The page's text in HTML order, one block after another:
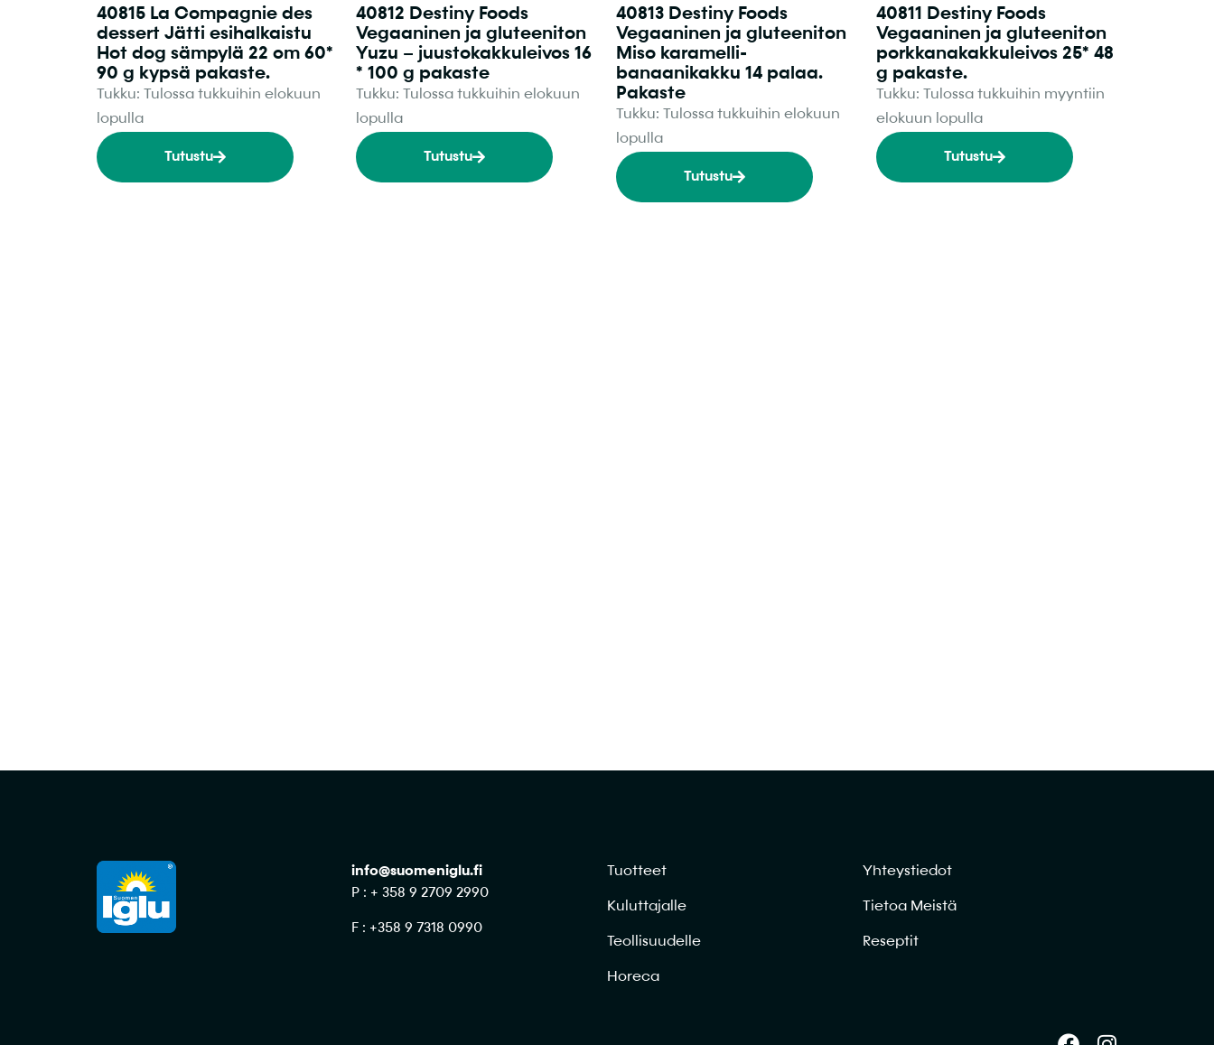
40815 La Compagnie des
dessert Jätti esihalkaistu
Hot dog sämpylä 22 cm 60*
90 g kypsä pakaste.
Tukku: Tulossa tukkuihin elokuun
lopulla
Tutustu
40812 Destiny Foods
Vegaaninen ja gluteeniton
Yuzu – juustokakkuleivos 16
* 100 g pakaste
Tukku: Tulossa tukkuihin elokuun
lopulla
Tutustu
40813 Destiny Foods
Vegaaninen ja gluteeniton
Miso karamelli-
banaanikakku 14 palaa.
Pakaste
Tukku: Tulossa tukkuihin elokuun
lopulla
Tutustu
40811 Destiny Foods
Vegaaninen ja gluteeniton
porkkanakakkuleivos 25* 48
g pakaste.
Tukku: Tulossa tukkuihin myyntiin
elokuun lopulla
Tutustu
info@suomeniglu.fi
P : + 358 9 2709 2990
F : +358 9 7318 0990
Tuotteet
Kuluttajalle
Teollisuudelle
Horeca
Yhteystiedot
Tietoa Meistä
Reseptit